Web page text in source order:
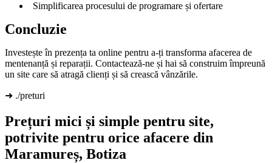
Simplificarea procesului de programare și ofertare
Concluzie
Investește în prezența ta online pentru a-ți transforma afacerea de
mentenanță și reparații. Contactează-ne și hai să construim împreună
un site care să atragă clienți și să crească vânzările.
➜ ./preturi
Prețuri mici și simple pentru site,
potrivite pentru orice afacere din
Maramureș, Botiza